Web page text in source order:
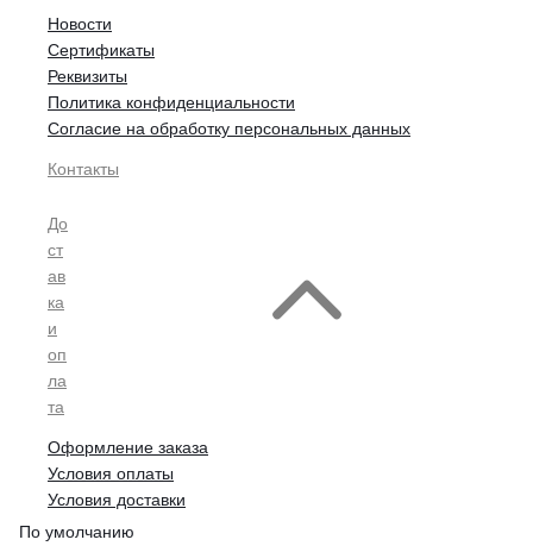
Новости
Сертификаты
Реквизиты
Политика конфиденциальности
Согласие на обработку персональных данных
Контакты
До
ст
ав
ка
и
оп
ла
та
Оформление заказа
Условия оплаты
Условия доставки
По умолчанию